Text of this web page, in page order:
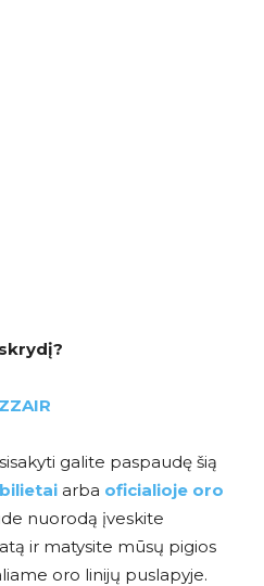
galite paspaudę šią
arba oficialioje oro
nuorodą įveskite
ir matysite mūsų pigios
oro linijų puslapyje.